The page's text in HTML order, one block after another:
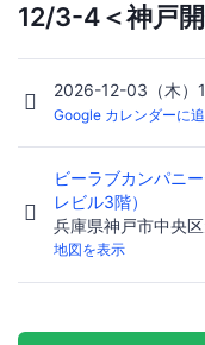
12/3-4＜神戸
2026-12-03（木
Google カレンダーに
ビーラブカンパニ
レビル3階）
兵庫県神戸市中央
地図を表示